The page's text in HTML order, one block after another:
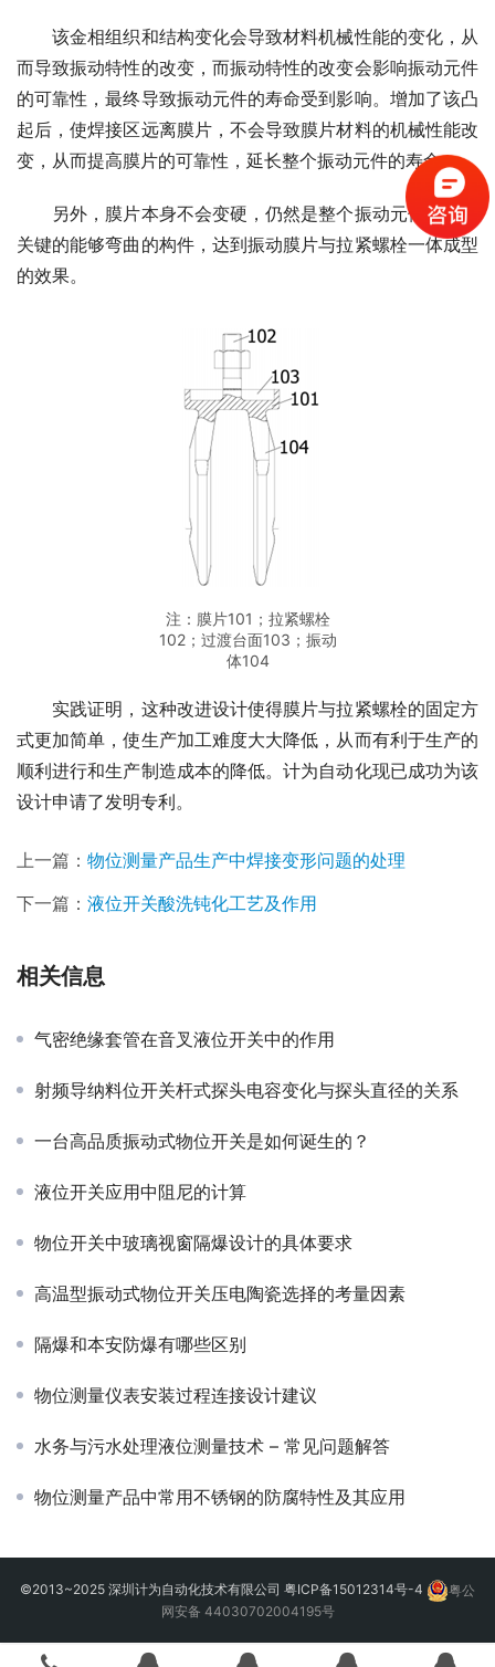
该金相组织和结构变化会导致材料机械性能的变化，从
而导致振动特性的改变，而振动特性的改变会影响振动元件
的可靠性，最终导致振动元件的寿命受到影响。增加了该凸
起后，使焊接区远离膜片，不会导致膜片材料的机械性能改
变，从而提高膜片的可靠性，延长整个振动元件的寿命。
另外，膜片本身不会变硬，仍然是整个振动元件中最为
关键的能够弯曲的构件，达到振动膜片与拉紧螺栓一体成型
的效果。
注：膜片101；拉紧螺栓
102；过渡台面103；振动
体104
实践证明，这种改进设计使得膜片与拉紧螺栓的固定方
式更加简单，使生产加工难度大大降低，从而有利于生产的
顺利进行和生产制造成本的降低。计为自动化现已成功为该
设计申请了发明专利。
上一篇： 物位测量产品生产中焊接变形问题的处理
下一篇： 液位开关酸洗钝化工艺及作用
相关信息
气密绝缘套管在音叉液位开关中的作用
射频导纳料位开关杆式探头电容变化与探头直径的关系
​一台高品质振动式物位开关是如何诞生的？
液位开关应用中阻尼的计算
物位开关中玻璃视窗隔爆设计的具体要求
高温型振动式物位开关压电陶瓷选择的考量因素
隔爆和本安防爆有哪些区别
物位测量仪表安装过程连接设计建议
水务与污水处理液位测量技术 – 常见问题解答
物位测量产品中常用不锈钢的防腐特性及其应用
©2013~2025 深圳计为自动化技术有限公司 粤ICP备15012314号-4
粤公
网安备 44030702004195号